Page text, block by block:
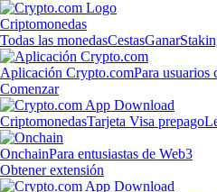
Criptomonedas
Todas las monedasCestasGanar
Aplicación Crypto.comPara usuarios
Comenzar
CriptomonedasTarjeta Visa prepago
OnchainPara entusiastas de Web3
Obtener extensión